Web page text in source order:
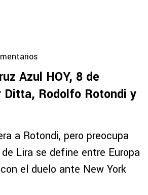
Azul HOY, 8 de
Ditta, Rodolfo Rotondi y
a Rotondi, pero preocupa
Lira se define entre Europa
el duelo ante New York